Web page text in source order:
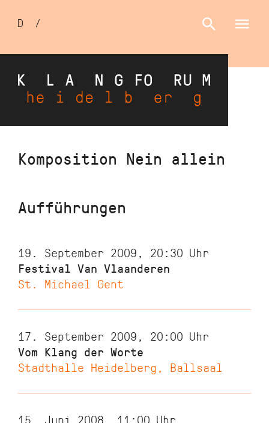
Direkt
Sprachumschalter
D /
Komposition Nein allein
Aufführungen
19. September 2009, 20:30 Uhr
Festival Van Vlaanderen
St. Michael Gent
17. September 2009, 20:00 Uhr
Vom Klang der Worte
Stadthalle Heidelberg, Ballsaal
15. Juni 2008, 11:00 Uhr